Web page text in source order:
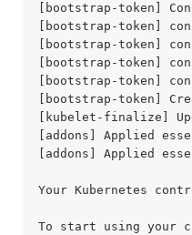
[bootstrap-token]
[bootstrap-token]
[bootstrap-token]
[bootstrap-token]
[bootstrap-token]
[bootstrap-token]
[kubelet-finalize]
[addons] Applied
[addons] Applied
Your Kubernetes
To start using your